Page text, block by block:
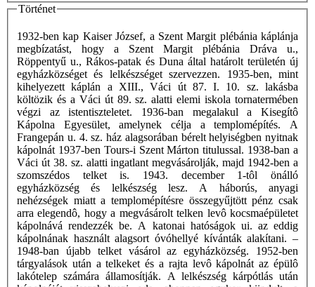
Történet
1932-ben kap Kaiser József, a Szent Margit plébánia káplánja
megbízatást, hogy a Szent Margit plébánia Dráva u.,
Röppentyű u., Rákos-patak és Duna által határolt területén új
egyházközséget és lelkészséget szervezzen. 1935-ben, mint
kihelyezett káplán a XIII., Váci út 87. I. 10. sz. lakásba
költözik és a Váci út 89. sz. alatti elemi iskola tornatermében
végzi az istentiszteletet. 1936-ban megalakul a Kisegítô
Kápolna Egyesület, amelynek célja a templomépítés. A
Frangepán u. 4. sz. ház alagsorában bérelt helyiségben nyitnak
kápolnát 1937-ben Tours-i Szent Márton titulussal. 1938-ban a
Váci út 38. sz. alatti ingatlant megvásárolják, majd 1942-ben a
szomszédos telket is. 1943. december 1-tôl önálló
egyházközség és lelkészség lesz. A háborús, anyagi
nehézségek miatt a templomépítésre összegyűjtött pénz csak
arra elegendô, hogy a megvásárolt telken levô kocsmaépületet
kápolnává rendezzék be. A katonai hatóságok ui. az eddig
kápolnának használt alagsort óvóhellyé kívánták alakítani. –
1948-ban újabb telket vásárol az egyházközség. 1952-ben
tárgyalások után a telkeket és a rajta levô kápolnát az épülô
lakótelep számára államosítják. A lelkészség kárpótlás után